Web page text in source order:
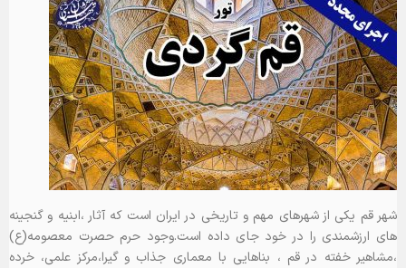
شهر قم یکی از شهرهای مهم و تاریخی در ایران است که آثار ،ابنیه و گنجینه
های ارزشمندی را در خود جای داده است.وجود حرم حصرت معصومه(ع)
،مشاهیر خفته در قم ، بناهایی با معماری جذاب و گیرا،مرکز علمی، خرده